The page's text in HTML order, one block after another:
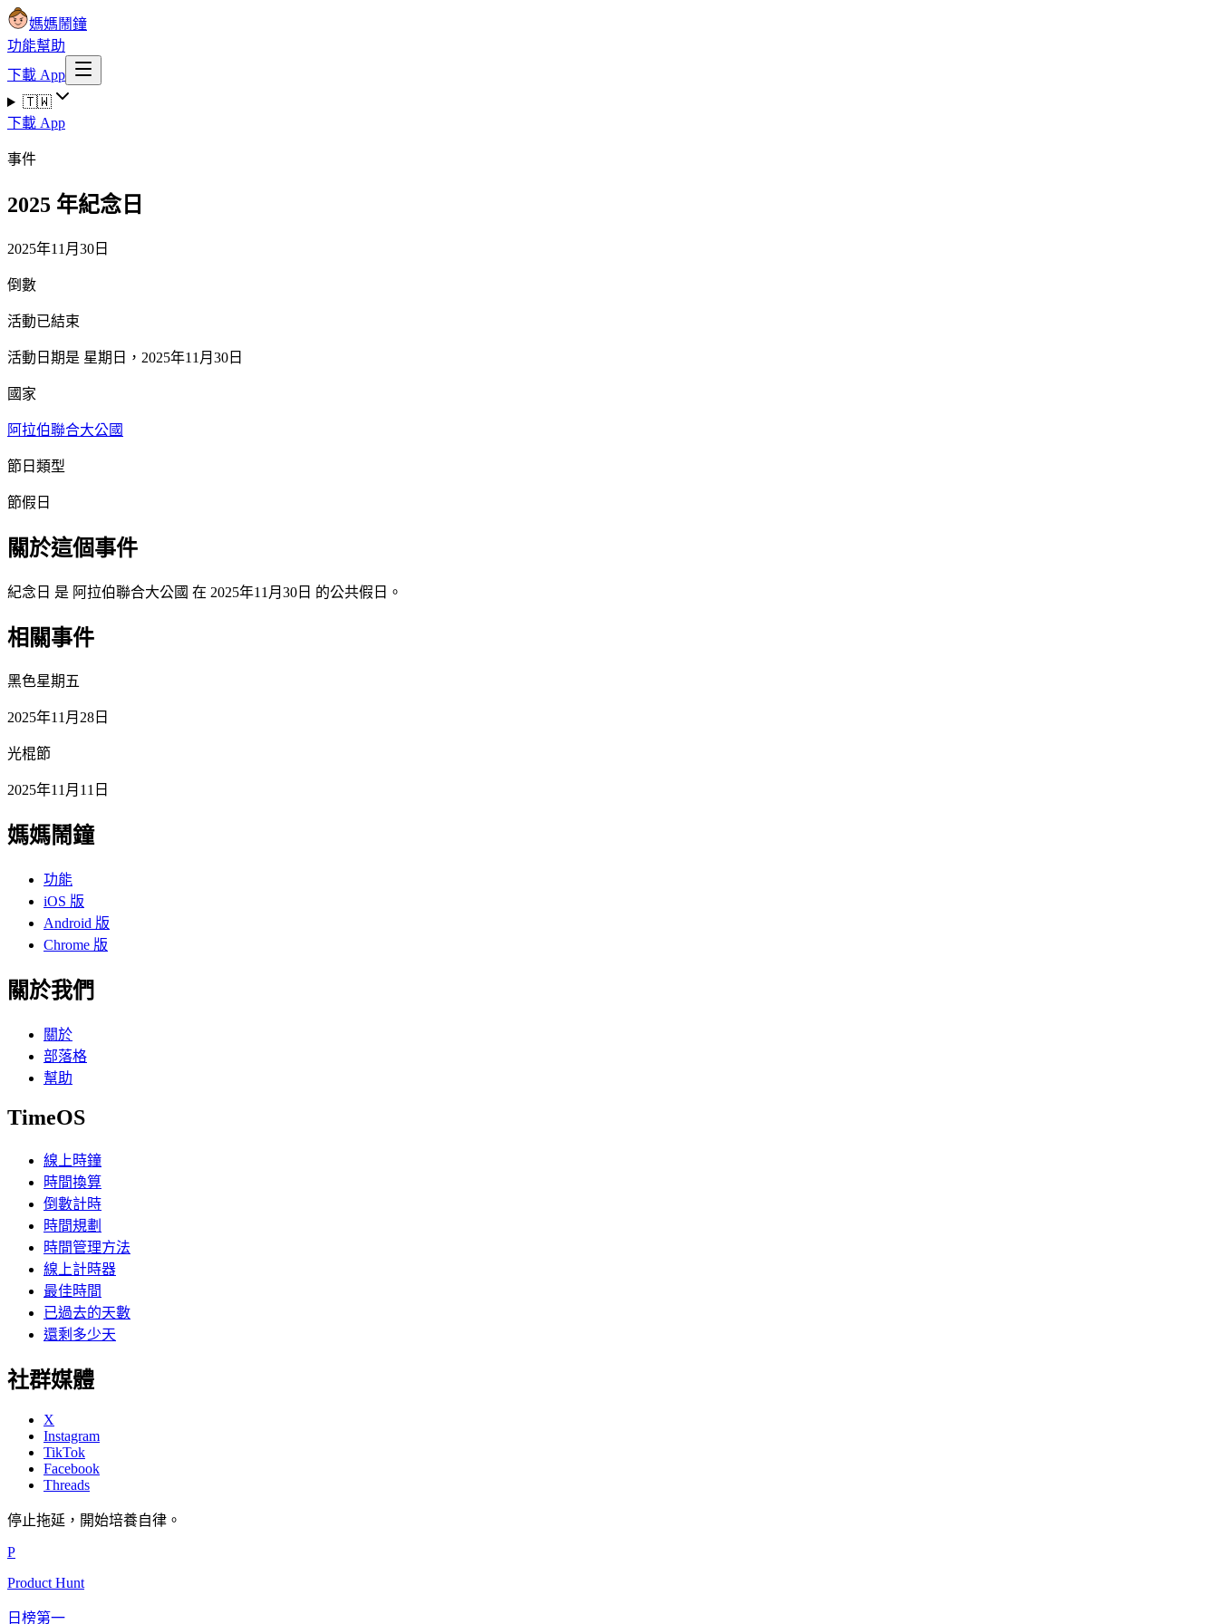
媽媽鬧鐘
功能幫助
下載 App
🇹🇼
下載 App
事件
2025 年紀念日
2025年11月30日
倒數
活動已結束
活動日期是 星期日，2025年11月30日
國家
阿拉伯聯合大公國
節日類型
節假日
關於這個事件
紀念日 是 阿拉伯聯合大公國 在 2025年11月30日 的公共假日。
相關事件
黑色星期五
2025年11月28日
光棍節
2025年11月11日
媽媽鬧鐘
功能
iOS 版
Android 版
Chrome 版
關於我們
關於
部落格
幫助
TimeOS
線上時鐘
時間換算
倒數計時
時間規劃
時間管理方法
線上計時器
最佳時間
已過去的天數
還剩多少天
社群媒體
X
Instagram
TikTok
Facebook
Threads
停止拖延，開始培養自律。
P
Product Hunt
日榜第一